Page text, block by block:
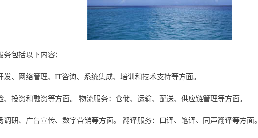
包括以下内容：
、网络管理、IT咨询、系统集成、培训和技术支持等方面。
投资和融资等方面。 物流服务：仓储、运输、配送、供应链管理等方面。
调研、广告宣传、数字营销等方面。 翻译服务：口译、笔译、同声翻译等方面。